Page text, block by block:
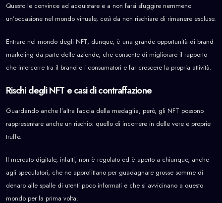
Questo le convince ad acquistare e a non farsi sfuggire nemmeno
un’occasione nel mondo virtuale, così da non rischiare di rimanere escluse.
Entrare nel mondo degli NFT, dunque, è una grande opportunità di brand
marketing da parte delle aziende, che consente di migliorare il rapporto
che intercorre tra il brand e i consumatori e far crescere la propria attività.
Rischi degli NFT e casi di contraffazione
Guardando anche l’altra faccia della medaglia, però, gli NFT possono
rappresentare anche un rischio: quello di incorrere in delle vere e proprie
truffe.
Il mercato digitale, infatti, non è regolato ed è aperto a chiunque, anche
agli speculatori, che ne approfittano per guadagnare grosse somme di
denaro alle spalle di utenti poco informati e che si avvicinano a questo
mondo per la prima volta.